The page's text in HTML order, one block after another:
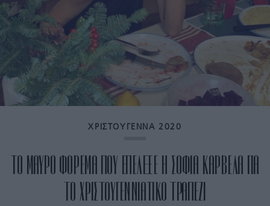
ΧΡΙΣΤΟΥΓΕΝΝΑ 2020
ΤΟ ΜΑΥΡΟ ΦΟΡΕΜΑ ΠΟΥ ΕΠΕΛΕΞΕ Η ΣΟΦΙΑ ΚΑΡΒΕΛΑ ΓΙΑ
ΤΟ ΧΡΙΣΤΟΥΓΕΝΝΙΑΤΙΚΟ ΤΡΑΠΕΖΙ